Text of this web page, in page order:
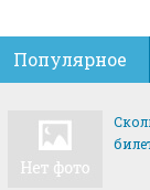
Популярное